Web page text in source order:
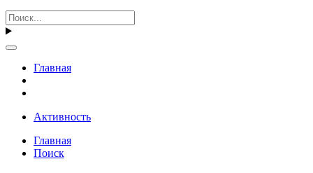
Главная
Активность
Главная
Поиск